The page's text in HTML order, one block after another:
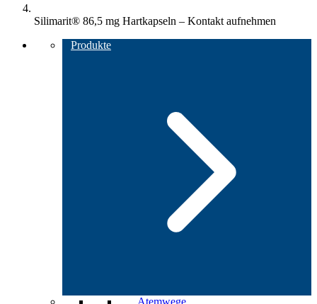
Silimarit® 86,5 mg Hartkapseln – Kontakt aufnehmen
Produkte
Atemwege